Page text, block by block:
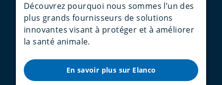
Découvrez pourquoi nous sommes l’un des
plus grands fournisseurs de solutions
innovantes visant à protéger et à améliorer
la santé animale.
En savoir plus sur Elanco